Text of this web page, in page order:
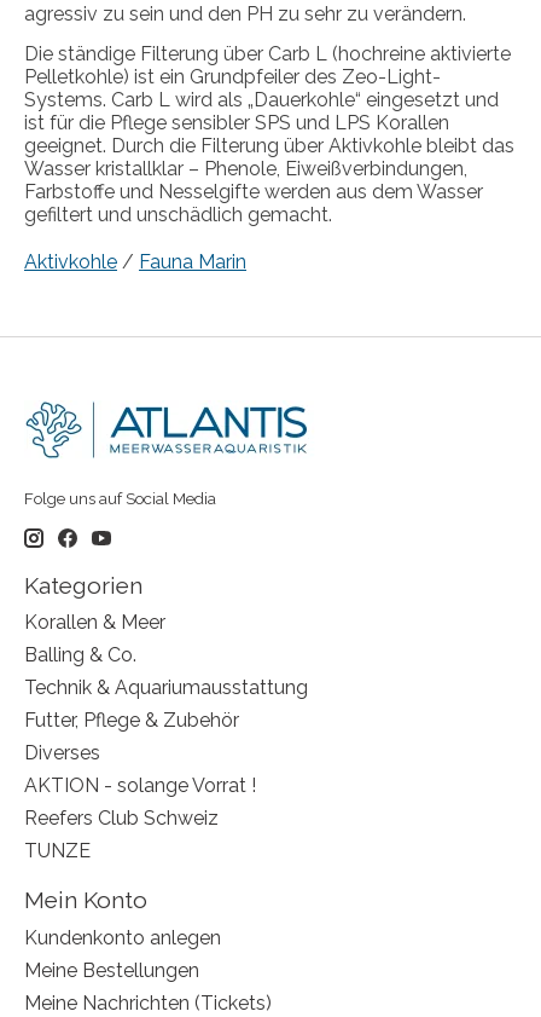
agressiv zu sein und den PH zu sehr zu verändern.
Die ständige Filterung über Carb L (hochreine aktivierte
Pelletkohle) ist ein Grundpfeiler des Zeo-Light-
Systems. Carb L wird als „Dauerkohle“ eingesetzt und
ist für die Pflege sensibler SPS und LPS Korallen
geeignet. Durch die Filterung über Aktivkohle bleibt das
Wasser kristallklar – Phenole, Eiweißverbindungen,
Farbstoffe und Nesselgifte werden aus dem Wasser
gefiltert und unschädlich gemacht.
Aktivkohle / Fauna Marin
Folge uns auf Social Media
Kategorien
Korallen & Meer
Balling & Co.
Technik & Aquariumausstattung
Futter, Pflege & Zubehör
Diverses
AKTION - solange Vorrat !
Reefers Club Schweiz
TUNZE
Mein Konto
Kundenkonto anlegen
Meine Bestellungen
Meine Nachrichten (Tickets)